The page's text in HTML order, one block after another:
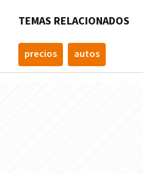
TEMAS RELACIONADOS
precios autos